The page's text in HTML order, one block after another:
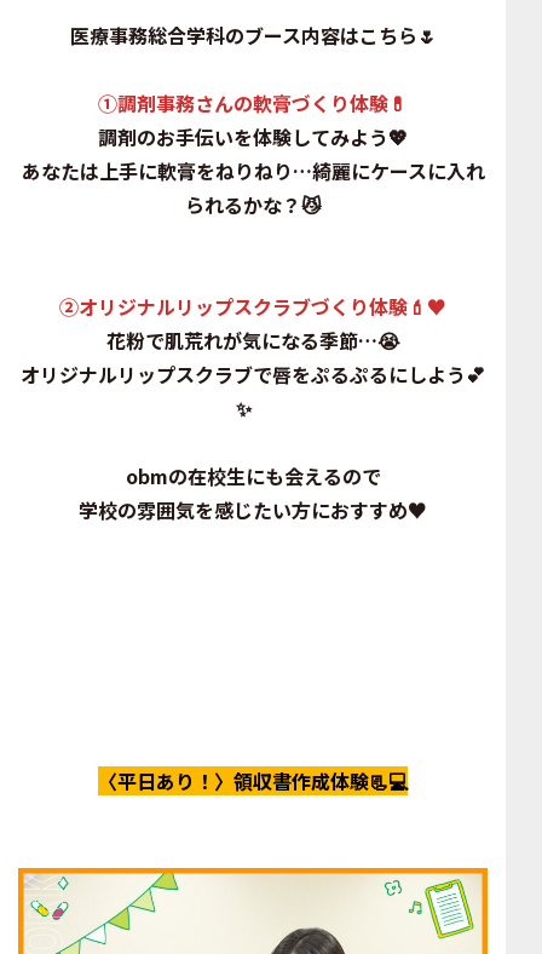
医療事務総合学科のブース内容はこちら🌷
①調剤事務さんの軟膏づくり体験💊
調剤のお手伝いを体験してみよう💖
あなたは上手に軟膏をねりねり…綺麗にケースに入れ
られるかな？😼
②オリジナルリップスクラブづくり体験💄♥
花粉で肌荒れが気になる季節…😭
オリジナルリップスクラブで唇をぷるぷるにしよう💕
✨
obmの在校生にも会えるので
学校の雰囲気を感じたい方におすすめ♥
〈平日あり！〉領収書作成体験📃💻